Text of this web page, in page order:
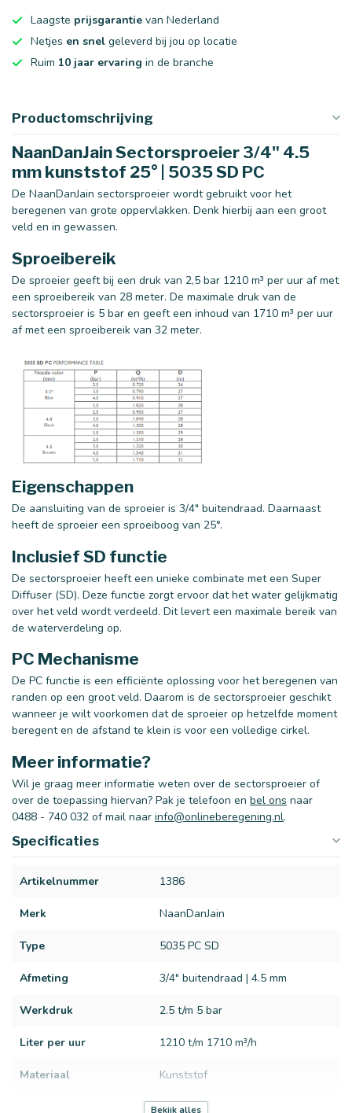
Laagste prijsgarantie van Nederland
Netjes en snel geleverd bij jou op locatie
Ruim 10 jaar ervaring in de branche
Productomschrijving
NaanDanJain Sectorsproeier 3/4" 4.5
mm kunststof 25° | 5035 SD PC
De NaanDanJain sectorsproeier wordt gebruikt voor het
beregenen van grote oppervlakken. Denk hierbij aan een groot
veld en in gewassen.
Sproeibereik
De sproeier geeft bij een druk van 2,5 bar 1210 m³ per uur af met
een sproeibereik van 28 meter. De maximale druk van de
sectorsproeier is 5 bar en geeft een inhoud van 1710 m³ per uur
af met een sproeibereik van 32 meter.
Eigenschappen
De aansluiting van de sproeier is 3/4" buitendraad. Daarnaast
heeft de sproeier een sproeiboog van 25°.
Inclusief SD functie
De sectorsproeier heeft een unieke combinate met een Super
Diffuser (SD). Deze functie zorgt ervoor dat het water gelijkmatig
over het veld wordt verdeeld. Dit levert een maximale bereik van
de waterverdeling op.
PC Mechanisme
De PC functie is een efficiënte oplossing voor het beregenen van
randen op een groot veld. Daarom is de sectorsproeier geschikt
wanneer je wilt voorkomen dat de sproeier op hetzelfde moment
beregent en de afstand te klein is voor een volledige cirkel.
Meer informatie?
Wil je graag meer informatie weten over de sectorsproeier of
over de toepassing hiervan? Pak je telefoon en bel ons naar
0488 - 740 032 of mail naar info@onlineberegening.nl.
Specificaties
Artikelnummer 1386
Merk NaanDanJain
Type 5035 PC SD
Afmeting 3/4" buitendraad | 4.5 mm
Werkdruk 2.5 t/m 5 bar
Liter per uur 1210 t/m 1710 m³/h
Materiaal Kunststof
28 t/m 32 meter
Bekijk alles